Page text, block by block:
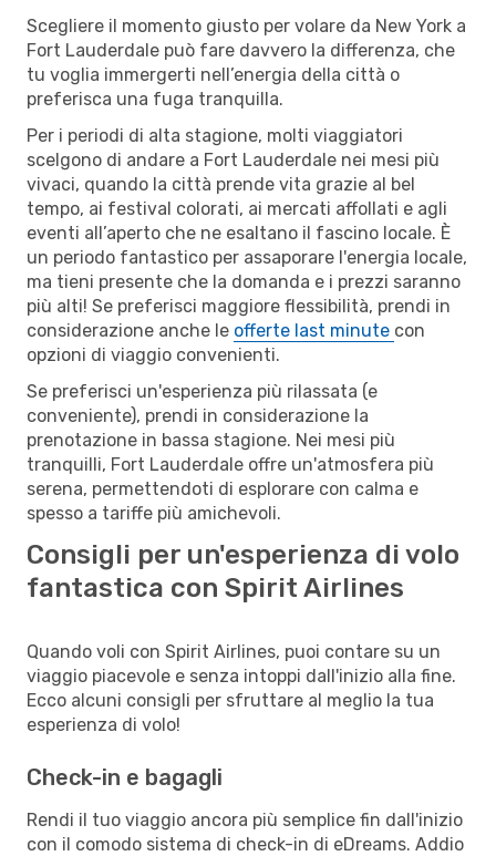
Scegliere il momento giusto per volare da New York a
Fort Lauderdale può fare davvero la differenza, che
tu voglia immergerti nell’energia della città o
preferisca una fuga tranquilla.
Per i periodi di alta stagione, molti viaggiatori
scelgono di andare a Fort Lauderdale nei mesi più
vivaci, quando la città prende vita grazie al bel
tempo, ai festival colorati, ai mercati affollati e agli
eventi all’aperto che ne esaltano il fascino locale. È
un periodo fantastico per assaporare l'energia locale,
ma tieni presente che la domanda e i prezzi saranno
più alti! Se preferisci maggiore flessibilità, prendi in
considerazione anche le offerte last minute con
opzioni di viaggio convenienti.
Se preferisci un'esperienza più rilassata (e
conveniente), prendi in considerazione la
prenotazione in bassa stagione. Nei mesi più
tranquilli, Fort Lauderdale offre un'atmosfera più
serena, permettendoti di esplorare con calma e
spesso a tariffe più amichevoli.
Consigli per un'esperienza di volo
fantastica con Spirit Airlines
Quando voli con Spirit Airlines, puoi contare su un
viaggio piacevole e senza intoppi dall'inizio alla fine.
Ecco alcuni consigli per sfruttare al meglio la tua
esperienza di volo!
Check-in e bagagli
Rendi il tuo viaggio ancora più semplice fin dall'inizio
con il comodo sistema di check-in di eDreams. Addio